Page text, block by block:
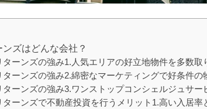
ズはどんな会社？
ターンズの強み1.人気エリアの好立地物件を多数取
ターンズの強み2.綿密なマーケティングで好条件の
ターンズの強み3.ワンストップコンシェルジュサー
ターンズで不動産投資を行うメリット1.高い入居率